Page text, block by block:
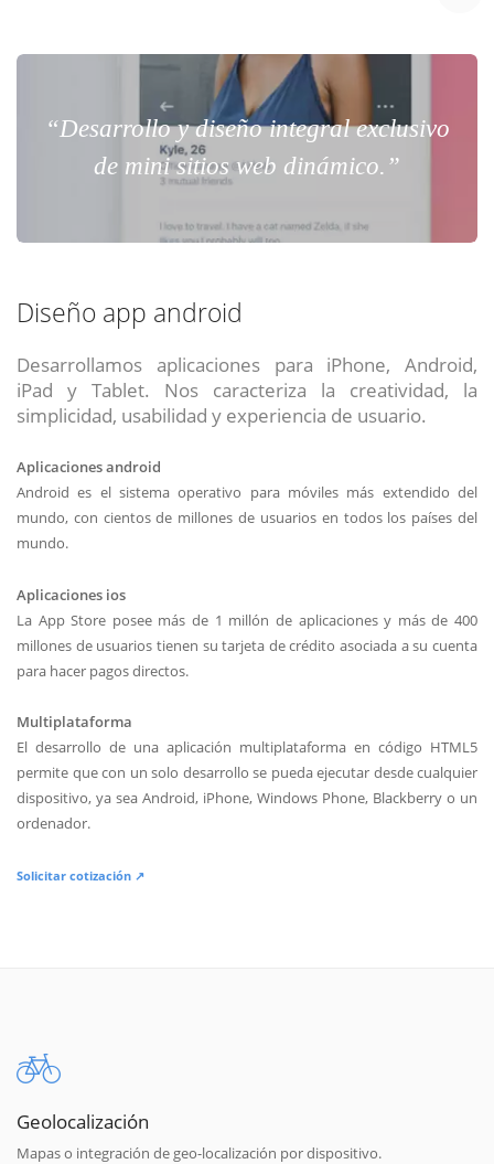
“Desarrollo y diseño integral exclusivo
de mini sitios web dinámico.”
Diseño app android
Desarrollamos aplicaciones para iPhone, Android,
iPad y Tablet. Nos caracteriza la creatividad, la
simplicidad, usabilidad y experiencia de usuario.
Aplicaciones android
Android es el sistema operativo para móviles más extendido del
mundo, con cientos de millones de usuarios en todos los países del
mundo.
Aplicaciones ios
La App Store posee más de 1 millón de aplicaciones y más de 400
millones de usuarios tienen su tarjeta de crédito asociada a su cuenta
para hacer pagos directos.
Multiplataforma
El desarrollo de una aplicación multiplataforma en código HTML5
permite que con un solo desarrollo se pueda ejecutar desde cualquier
dispositivo, ya sea Android, iPhone, Windows Phone, Blackberry o un
ordenador.
Solicitar cotización ↗
Geolocalización
Mapas o integración de geo-localización por dispositivo.